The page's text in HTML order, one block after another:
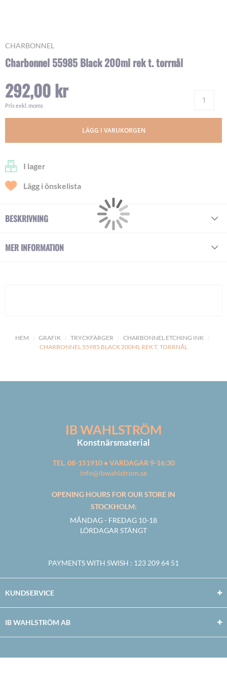
HEM GRAFIK TRYCKFÄRGER
CHARBONNEL ETCHING INK
CHARBONNEL 55985 BLACK 200ML REK T. TORRNÅL
CHARBONNEL
Charbonnel 55985 Black 200ml rek t. torrnål
292,00 kr
Pris exkl. moms
LÄGG I VARUKORGEN
I lager
Lägg i önskelista
Skip
the
of
the
images
BESKRIVNING
MER INFORMATION
IB WAHLSTRÖM
Konstnärsmaterial
TEL. 08-151910 • VARDAGAR 9-16:30
info@ibwahlstrom.se
OPENING HOURS FOR OUR STORE IN
STOCKHOLM:
MÅNDAG - FREDAG 10-18
LÖRDAGAR STÄNGT
PAYMENTS WITH SWISH : 123 209 64 51
KUNDSERVICE
IB WAHLSTRÖM AB
Facebook
TwitterYoutubeInstagram